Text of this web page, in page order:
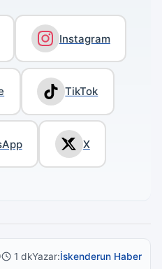
Instagram
TikTok
X
1 dkYazar:İskenderun Haber